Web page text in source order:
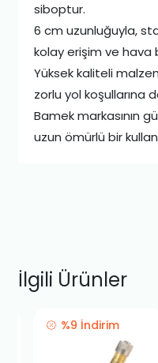
siboptur.
6 cm uzunluğuyla,
kolay erişim ve hava
Yüksek kaliteli
zorlu yol koşullarına
Bamek markasının
uzun ömürlü bir
İlgili Ürünler
%9 İndirim